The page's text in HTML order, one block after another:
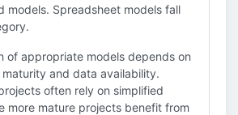
models. Spreadsheet models fall
of appropriate models depends on
and data availability.
often rely on simplified
more mature projects benefit from